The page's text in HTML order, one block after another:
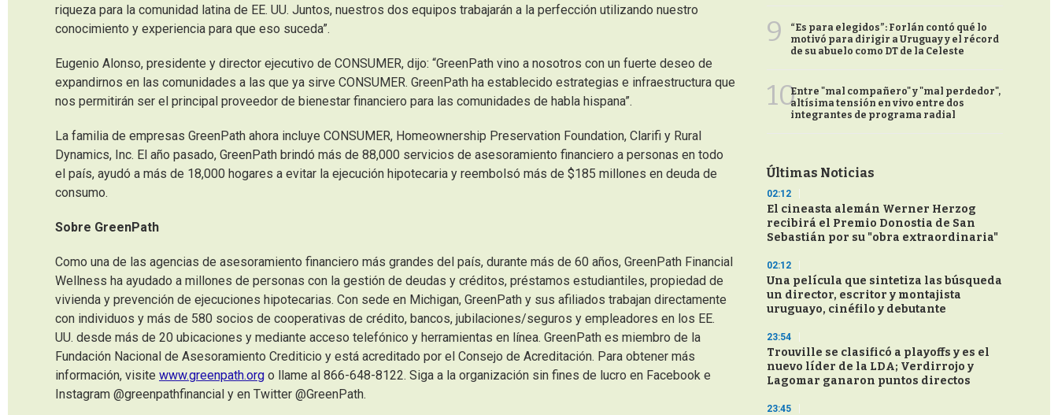
riqueza para la comunidad latina de EE. UU. Juntos, nuestros dos equipos trabajarán a la perfección utilizando nuestro
conocimiento y experiencia para que eso suceda”.
Eugenio Alonso, presidente y director ejecutivo de CONSUMER, dijo: “GreenPath vino a nosotros con un fuerte deseo de
expandirnos en las comunidades a las que ya sirve CONSUMER. GreenPath ha establecido estrategias e infraestructura que
nos permitirán ser el principal proveedor de bienestar financiero para las comunidades de habla hispana”.
La familia de empresas GreenPath ahora incluye CONSUMER, Homeownership Preservation Foundation, Clarifi y Rural
Dynamics, Inc. El año pasado, GreenPath brindó más de 88,000 servicios de asesoramiento financiero a personas en todo
el país, ayudó a más de 18,000 hogares a evitar la ejecución hipotecaria y reembolsó más de $185 millones en deuda de
consumo.
Sobre GreenPath
Como una de las agencias de asesoramiento financiero más grandes del país, durante más de 60 años, GreenPath Financial
Wellness ha ayudado a millones de personas con la gestión de deudas y créditos, préstamos estudiantiles, propiedad de
vivienda y prevención de ejecuciones hipotecarias. Con sede en Michigan, GreenPath y sus afiliados trabajan directamente
con individuos y más de 580 socios de cooperativas de crédito, bancos, jubilaciones/seguros y empleadores en los EE.
UU. desde más de 20 ubicaciones y mediante acceso telefónico y herramientas en línea. GreenPath es miembro de la
Fundación Nacional de Asesoramiento Crediticio y está acreditado por el Consejo de Acreditación. Para obtener más
información, visite www.greenpath.org o llame al 866-648-8122. Siga a la organización sin fines de lucro en Facebook e
Instagram @greenpathfinancial y en Twitter @GreenPath.
9
“Es para elegidos”: Forlán contó qué lo
motivó para dirigir a Uruguay y el récord
de su abuelo como DT de la Celeste
10Entre "mal compañero" y "mal perdedor",
altísima tensión en vivo entre dos
integrantes de programa radial
Últimas Noticias
02:12
El cineasta alemán Werner Herzog
recibirá el Premio Donostia de San
Sebastián por su "obra extraordinaria"
02:12
Una película que sintetiza las búsqueda
un director, escritor y montajista
uruguayo, cinéfilo y debutante
23:54
Trouville se clasificó a playoffs y es el
nuevo líder de la LDA; Verdirrojo y
Lagomar ganaron puntos directos
23:45